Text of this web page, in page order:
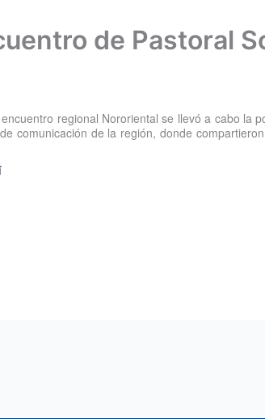
de Pastoral
regional Nororiental se llevó a cabo la
comunicación de la región, donde